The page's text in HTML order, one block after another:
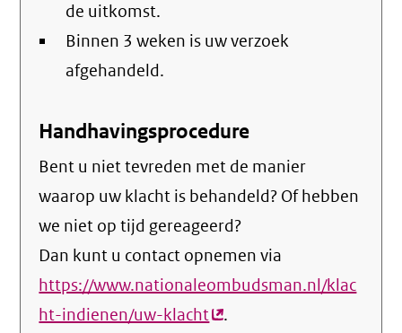
de uitkomst.
Binnen 3 weken is uw verzoek
afgehandeld.
Handhavingsprocedure
Bent u niet tevreden met de manier
waarop uw klacht is behandeld? Of hebben
we niet op tijd gereageerd?
Dan kunt u contact opnemen via
https://www.nationaleombudsman.nl/klac
ht-indienen/uw-klacht(externe
.